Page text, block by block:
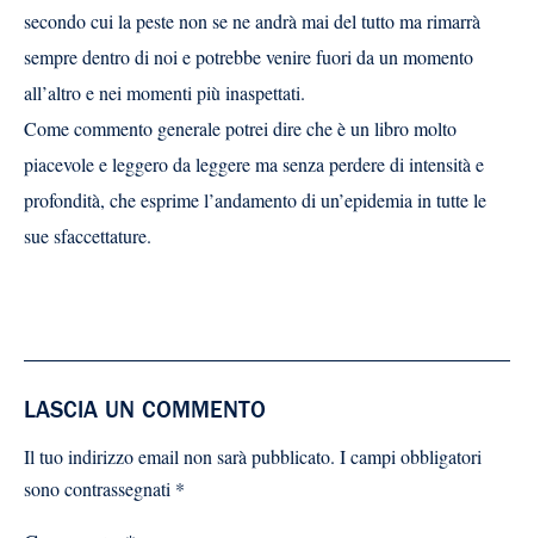
secondo cui la peste non se ne andrà mai del tutto ma rimarrà
sempre dentro di noi e potrebbe venire fuori da un momento
all’altro e nei momenti più inaspettati.
Come commento generale potrei dire che è un libro molto
piacevole e leggero da leggere ma senza perdere di intensità e
profondità, che esprime l’andamento di un’epidemia in tutte le
sue sfaccettature.
LASCIA UN COMMENTO
Il tuo indirizzo email non sarà pubblicato. I campi obbligatori
sono contrassegnati *